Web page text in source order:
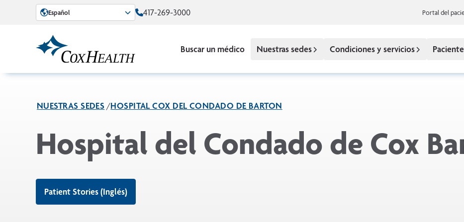
Skip to Main Content
Español 417-269-3000 Portal del
Buscar un médico Nuestras sedes Condiciones y servicios
NUESTRAS SEDES HOSPITAL COX DEL CONDADO DE BARTON
Hospital del Condado de Cox
Patient Stories (Inglés)